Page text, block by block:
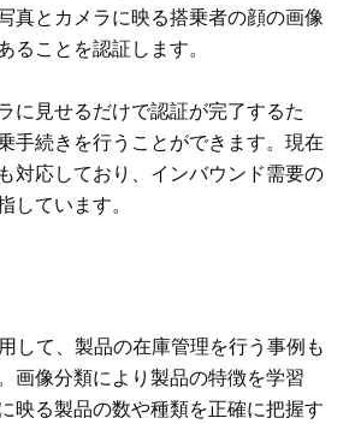
真とカメラに映る搭乗者の顔の画像
ることを認証します。
に見せるだけで認証が完了するた
手続きを行うことができます。現在
対応しており、インバウンド需要の
しています。
して、製品の在庫管理を行う事例も
画像分類により製品の特徴を学習
映る製品の数や種類を正確に把握す